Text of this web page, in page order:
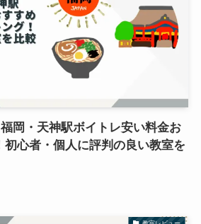
福岡・天神駅ボイトレ安い料金お
初心者・個人に評判の良い教室を